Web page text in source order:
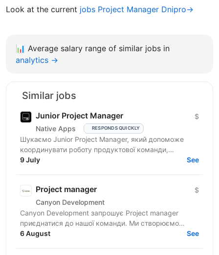
Look at the current jobs Project Manager Dnipro→
📊 Average salary range of similar jobs in
analytics →
Similar jobs
Junior Project Manager
Native Apps RESPONDS QUICKLY
$
Шукаємо Junior Project Manager, який допоможе
координувати роботу продуктової команди,
операційного відділу та команди контенту, щоб
9 July See
Project manager
Canyon Development
$
Canyon Development запрошує Project manager
приєднатися до нашої команди. Ми створюємо
інноваційні пристрої для замовників у Канаді, США,
6 August See